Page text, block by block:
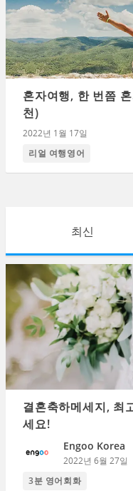
혼자여행, 한 번쯤
천)
2022년 1월 17일
리얼 여행영어
최신
결혼축하메세지, 최
세요!
Engoo Korea
2022년 6월 27일
3분 영어회화